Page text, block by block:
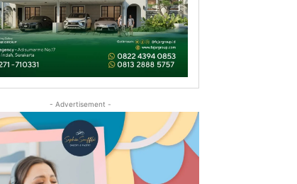
- Advertisement -